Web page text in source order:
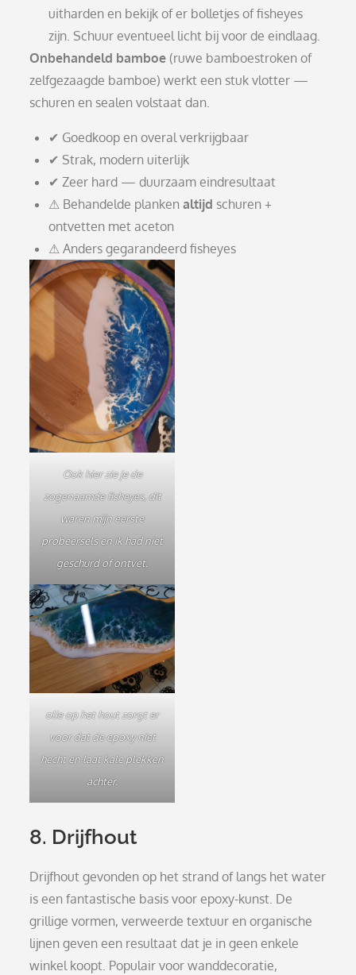
uitharden en bekijk of er bolletjes of fisheyes
zijn. Schuur eventueel licht bij voor de eindlaag.
Onbehandeld bamboe (ruwe bamboestroken of
zelfgezaagde bamboe) werkt een stuk vlotter —
schuren en sealen volstaat dan.
✔ Goedkoop en overal verkrijgbaar
✔ Strak, modern uiterlijk
✔ Zeer hard — duurzaam eindresultaat
⚠ Behandelde plankenaltijd schuren +
ontvetten met aceton
⚠ Anders gegarandeerd fisheyes
Ook hier zie je de
zogenaamde fisheyes, dit
waren mijn eerste
probeersels en ik had niet
geschurd of ontvet.
olie op het hout zorgt er
voor dat de epoxy niet
hecht en laat kale plekken
achter.
8. Drijfhout
Drijfhout gevonden op het strand of langs het water
is een fantastische basis voor epoxy-kunst. De
grillige vormen, verweerde textuur en organische
lijnen geven een resultaat dat je in geen enkele
winkel koopt. Populair voor wanddecoratie,